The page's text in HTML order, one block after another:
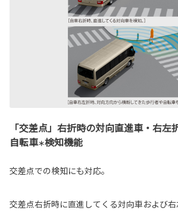
「交差点」右折時の対向直進車・右左
自転車＊検知機能
交差点での検知にも対応。
交差点右折時に直進してくる対向車および